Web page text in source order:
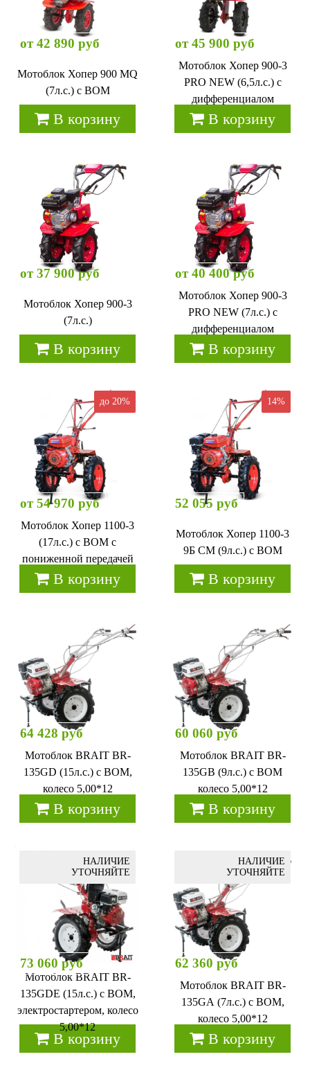
от 42 890 руб
Мотоблок Хопер 900 MQ
(7л.с.) с ВОМ
В корзину
от 45 900 руб
Мотоблок Хопер 900-3
PRO NEW (6,5л.с.) с
дифференциалом
В корзину
от 37 900 руб
Мотоблок Хопер 900-3
(7л.с.)
В корзину
от 40 400 руб
Мотоблок Хопер 900-3
PRO NEW (7л.с.) с
дифференциалом
В корзину
до 20%
от 54 970 руб
Мотоблок Хопер 1100-3
(17л.с.) с ВОМ с
пониженной передачей
В корзину
14%
52 055 руб
Мотоблок Хопер 1100-3
9Б СМ (9л.с.) с ВОМ
В корзину
64 428 руб
Мотоблок BRAIT BR-
135GD (15л.с.) с ВОМ,
колесо 5,00*12
В корзину
60 060 руб
Мотоблок BRAIT BR-
135GB (9л.с.) с ВОМ
колесо 5,00*12
В корзину
НАЛИЧИЕ
УТОЧНЯЙТЕ
73 060 руб
Мотоблок BRAIT BR-
135GDЕ (15л.с.) с ВОМ,
электростартером, колесо
5,00*12
В корзину
НАЛИЧИЕ
УТОЧНЯЙТЕ
62 360 руб
Мотоблок BRAIT BR-
135GА (7л.с.) с ВОМ,
колесо 5,00*12
В корзину